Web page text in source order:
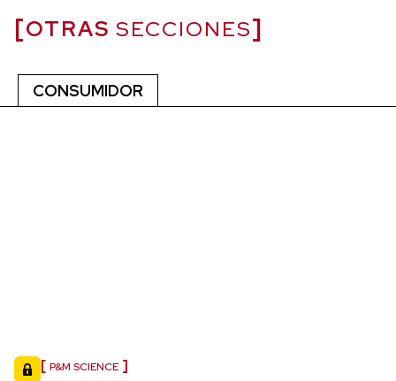
OTRAS SECCIONES
CONSUMIDOR
P&M SCIENCE